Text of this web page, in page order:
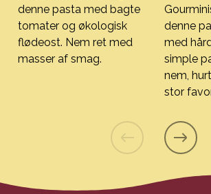
denne pasta med bagte
tomater og økologisk
flødeost. Nem ret med
masser af smag.
Pasta med bagte tomater og
denne
med
simple
nem,
stor